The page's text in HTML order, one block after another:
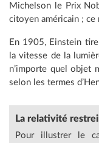
Michelson le Prix
citoyen américain ; ce
En 1905, Einstein
la vitesse de la
n’importe quel objet
selon les termes
La relativité
Pour illustrer le